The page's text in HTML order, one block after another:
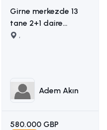
Girne merkezde 13
tane 2+1 daire
yapımına uygun
05338314949
,
Adem Akın
580.000 GBP